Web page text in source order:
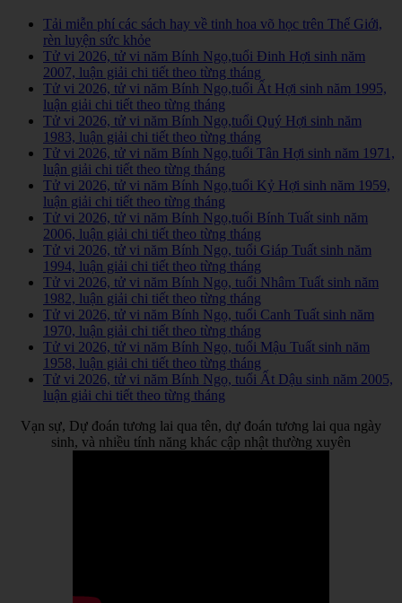
Tải miễn phí các sách hay về tinh hoa võ học trên Thế Giới,
rèn luyện sức khỏe
Tử vi 2026, tử vi năm Bính Ngọ,tuổi Đinh Hợi sinh năm
2007, luận giải chi tiết theo từng tháng
Tử vi 2026, tử vi năm Bính Ngọ,tuổi Ất Hợi sinh năm 1995,
luận giải chi tiết theo từng tháng
Tử vi 2026, tử vi năm Bính Ngọ,tuổi Quý Hợi sinh năm
1983, luận giải chi tiết theo từng tháng
Tử vi 2026, tử vi năm Bính Ngọ,tuổi Tân Hợi sinh năm 1971,
luận giải chi tiết theo từng tháng
Tử vi 2026, tử vi năm Bính Ngọ,tuổi Kỷ Hợi sinh năm 1959,
luận giải chi tiết theo từng tháng
Tử vi 2026, tử vi năm Bính Ngọ,tuổi Bính Tuất sinh năm
2006, luận giải chi tiết theo từng tháng
Tử vi 2026, tử vi năm Bính Ngọ, tuổi Giáp Tuất sinh năm
1994, luận giải chi tiết theo từng tháng
Tử vi 2026, tử vi năm Bính Ngọ, tuổi Nhâm Tuất sinh năm
1982, luận giải chi tiết theo từng tháng
Tử vi 2026, tử vi năm Bính Ngọ, tuổi Canh Tuất sinh năm
1970, luận giải chi tiết theo từng tháng
Tử vi 2026, tử vi năm Bính Ngọ, tuổi Mậu Tuất sinh năm
1958, luận giải chi tiết theo từng tháng
Tử vi 2026, tử vi năm Bính Ngọ, tuổi Ất Dậu sinh năm 2005,
luận giải chi tiết theo từng tháng
Vạn sự, Dự đoán tương lai qua tên, dự đoán tương lai qua ngày
sinh, và nhiều tính năng khác cập nhật thường xuyên